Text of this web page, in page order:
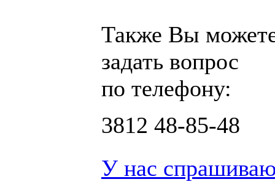
Также Вы
задать вопрос
по телефону:
3812 48-85-48
У нас